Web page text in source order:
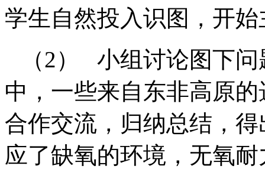
学生自然投入识图，开
（2）
小组讨论图下
中，一些来自东非高原
合作交流，归纳总结，
应了缺氧的环境，无氧耐